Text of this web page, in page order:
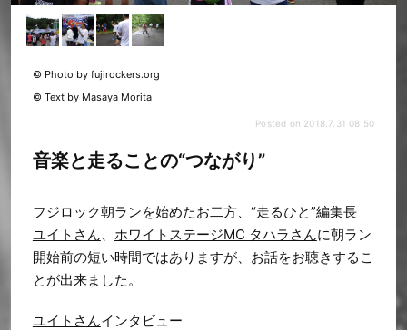
© Photo by fujirockers.org
© Text by Masaya Morita
Posted on 2018.7.31 08:50
音楽と走ることの“つながり”
フジロック朝ランを始めたお二方、 “走るひと”編集長
ユイトさん、 ホワイトステージMC タハラさんに朝ラン
開始前の短い時間ではありますが、お話をお聴きするこ
とが出来ました。
ユイトさんインタビュー